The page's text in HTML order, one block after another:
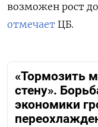
возможен рост
отмечает ЦБ.
«Тормозить
стену».
экономики